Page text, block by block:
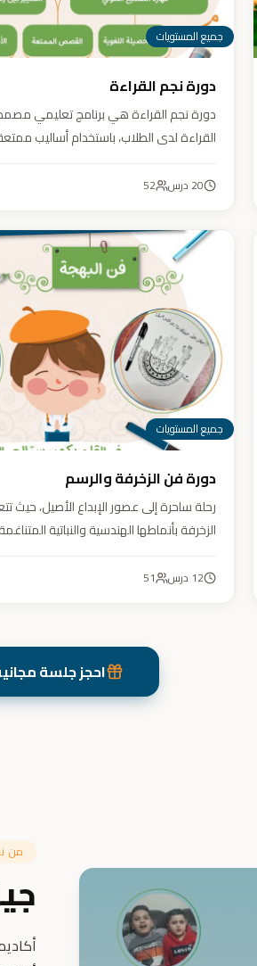
جميع المستويات
دورة نجم القراءة
دورة نجم القراءة هي برنامج تعليمي
القراءة لدى الطلاب، باستخدام أساليب
والمسابقات والمحادثات. يهدف البرنامج إلى
القراءة السريعة.
20 درس 52
جميع المستويات
دورة فن الزخرفة والرسم
رحلة ساحرة إلى عصور الإبداع الأصيل، حيث
الزخرفة بأنماطها الهندسية والنباتية
تصميم زخارف تأسر الأنظار برقيّها وتوازنها،
12 درس 51
احجز جلسة
من